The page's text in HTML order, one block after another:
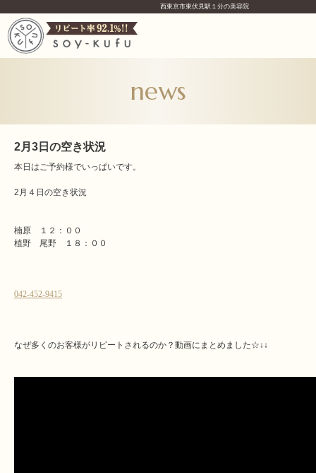
西東京市東伏見駅１分の美容院
news
2月3日の空き状況
本日はご予約様でいっぱいです。
2月４日の空き状況
楠原 １２：００
植野 尾野 １８：００
042-452-9415
なぜ多くのお客様がリピートされるのか？動画にまとめました☆↓↓